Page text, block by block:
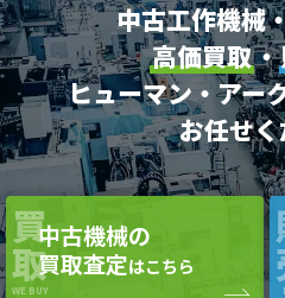
中古工作機械
高価買取・
ヒューマン・アー
お任せ
買
取
WE BUY
中古機械の
買取査定はこちら